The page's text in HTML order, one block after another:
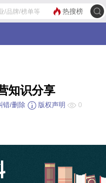
热搜榜
知识分享
错/删除 版权声明 0